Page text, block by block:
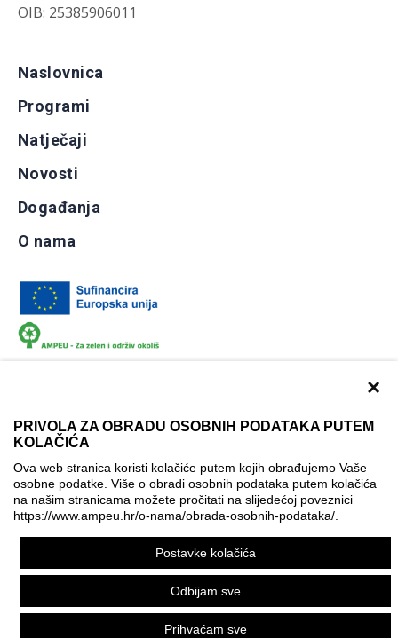
×
PRIVOLA ZA OBRADU OSOBNIH PODATAKA PUTEM
KOLAČIĆA
Ova web stranica koristi kolačiće putem kojih obrađujemo Vaše
osobne podatke. Više o obradi osobnih podataka putem kolačića
na našim stranicama možete pročitati na slijedećoj poveznici
https://www.ampeu.hr/o-nama/obrada-osobnih-podataka/
Postavke kolačića
Odbijam sve
Prihvaćam sve
OIB: 25385906011
Naslovnica
Programi
Natječaji
Novosti
Događanja
O nama
Izjava o pristupačnosti
Politika korištenja kolačića
Postavke kolačića
Ova mrežna stranica je ostvarena uz financijsku potporu
Europske komisije. Ona izražava isključivo stajalište autora
mrežne stranice i Komisija se ne može smatrati odgovornom
pri upotrebi informacija koje se na njoj nalaze.